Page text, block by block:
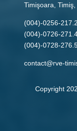
Timişoara,
(004)-0256-
(004)-0726-
(004)-0728-
contact@rve-
Copyright